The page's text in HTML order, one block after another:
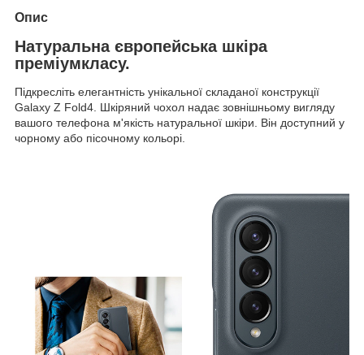
Опис
Натуральна європейська шкіра
преміумкласу.
Підкресліть елегантність унікальної складаної конструкції
Galaxy Z Fold4. Шкіряний чохол надає зовнішньому вигляду
вашого телефона м'якість натуральної шкіри. Він доступний у
чорному або пісочному кольорі.